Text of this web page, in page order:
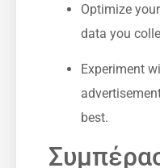
Optimize⁤
data you
Experiment
best.